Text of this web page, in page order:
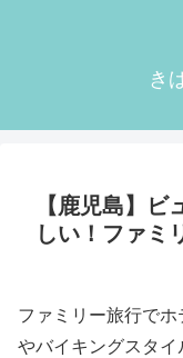
き
【鹿児島】
しい！ファミ
ファミリー旅行で
やバイキングスタ